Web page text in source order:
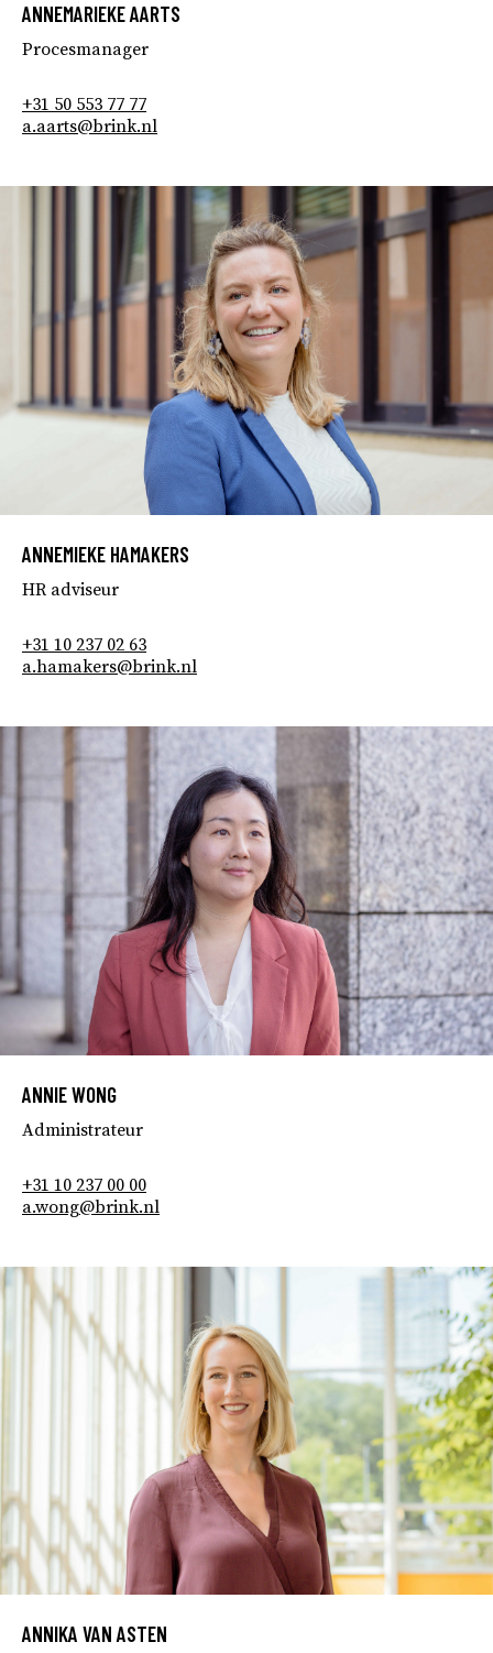
ANNEMARIEKE AARTS
Procesmanager
+31 50 553 77 77
a.aarts@brink.nl
ANNEMIEKE HAMAKERS
HR adviseur
+31 10 237 02 63
a.hamakers@brink.nl
ANNIE WONG
Administrateur
+31 10 237 00 00
a.wong@brink.nl
ANNIKA VAN ASTEN